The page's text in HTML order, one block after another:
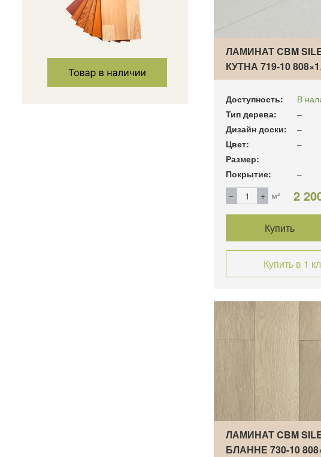
ЛАМИНАТ CBM
КУТНА 719-10
Доступность:
В
Тип дерева:
–
Дизайн доски:
–
Цвет:
–
Размер:
Покрытие:
–
м²
2
Купить
Купить в 1
ЛАМИНАТ CBM
БЛАННЕ 730-10